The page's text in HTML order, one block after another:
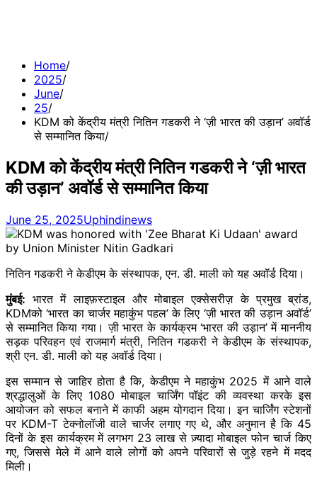
Home
2025
June
25
KDM को केंद्रीय मंत्री नितिन गडकरी ने ‘ज़ी भारत की उड़ान’ अवॉर्ड
से सम्मानित किया
KDM को केंद्रीय मंत्री नितिन गडकरी ने ‘ज़ी भारत
की उड़ान’ अवॉर्ड से सम्मानित किया
June 25, 2025Uphindinews
नितिन गडकरी ने केडीएम के संस्थापक, एन. डी. माली को यह अवॉर्ड दिया।
मुंबई: भारत में लाइफ़स्टाइल और मोबाइल एक्सेसरीज़ के प्रमुख ब्रांड,
KDMको ‘भारत का चार्जर महाकुंभ पहल’ के लिए ‘ज़ी भारत की उड़ान अवॉर्ड’
से सम्मानित किया गया। ज़ी भारत के कार्यक्रम ‘भारत की उड़ान’ में माननीय
सड़क परिवहन एवं राजमार्ग मंत्री, नितिन गडकरी ने केडीएम के संस्थापक,
श्री एन. डी. माली को यह अवॉर्ड दिया।
इस सम्मान से जाहिर होता है कि, केडीएम ने महाकुंभ 2025 में आने वाले
श्रद्धालुओं के लिए 1080 मोबाइल चार्जिंग पॉइंट की व्यवस्था करके इस
आयोजन को सफल बनाने में काफी अहम योगदान दिया। इन चार्जिंग स्टेशनों
पर KDM-T टेक्नोलॉजी वाले चार्जर लगाए गए थे, और अनुमान है कि 45
दिनों के इस कार्यक्रम में लगभग 23 लाख से ज़्यादा मोबाइल फोन चार्ज किए
गए, जिससे मेले में आने वाले लोगों को अपने परिवारों से जुड़े रहने में मदद
मिली।